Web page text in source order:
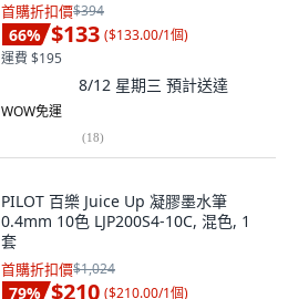
首購折扣價$394
66% $133 ($133.00/1個)
運費 $195
8/12 星期三 預計送達
WOW免運
(18)
PILOT 百樂 Juice Up 凝膠墨水筆
0.4mm 10色 LJP200S4-10C, 混色, 1
套
首購折扣價$1,024
79% $210 ($210.00/1個)